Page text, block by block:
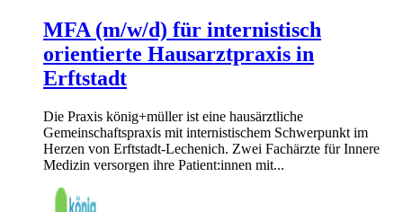
MFA (m/w/d) für internistisch
orientierte Hausarztpraxis in
Erftstadt
Die Praxis könig+müller ist eine hausärztliche
Gemeinschaftspraxis mit internistischem Schwerpunkt im
Herzen von Erftstadt-Lechenich. Zwei Fachärzte für Innere
Medizin versorgen ihre Patient:innen mit...